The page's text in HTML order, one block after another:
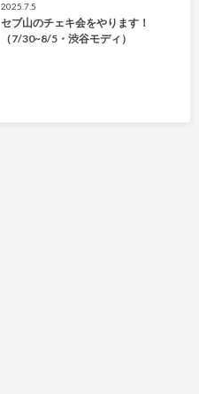
2025.7.5
セブ山のチェキ会をやります！
（7/30~8/5・渋谷モディ）